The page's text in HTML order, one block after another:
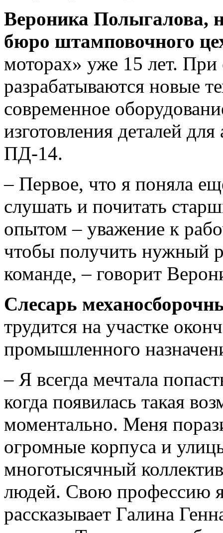
Вероника Полыгалова,
бюро штамповочного
моторах» уже 15 лет. При
разрабатываются новые
современное
изготовления деталей
ПД-14.
– Первое, что я поняла
слушать и почитать
опытом – уважение к
чтобы получить нужный
команде, – говорит
Слесарь
трудится на участке
промышленного
– Я всегда мечтала
когда появилась такая
моментально. Меня
огромные корпуса и
многотысячный
людей. Свою профессию
рассказывает Галина